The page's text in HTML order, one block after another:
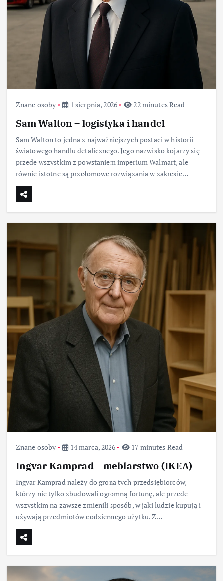
Znane osoby 1 sierpnia, 2026 22 minutes Read
Sam Walton – logistyka i handel
Sam Walton to jedna z najważniejszych postaci w historii
światowego handlu detalicznego. Jego nazwisko kojarzy się
przede wszystkim z powstaniem imperium Walmart, ale
równie istotne są przełomowe rozwiązania w zakresie…
Znane osoby 14 marca, 2026 17 minutes Read
Ingvar Kamprad – meblarstwo (IKEA)
Ingvar Kamprad należy do grona tych przedsiębiorców,
którzy nie tylko zbudowali ogromną fortunę, ale przede
wszystkim na zawsze zmienili sposób, w jaki ludzie kupują i
używają przedmiotów codziennego użytku. Z…